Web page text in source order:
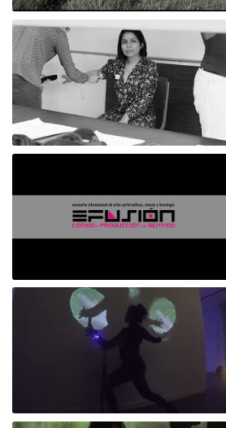
NFestival #CCD
Mosaico Genético: una mirada desde las
Efusión: Código y producción de sentido